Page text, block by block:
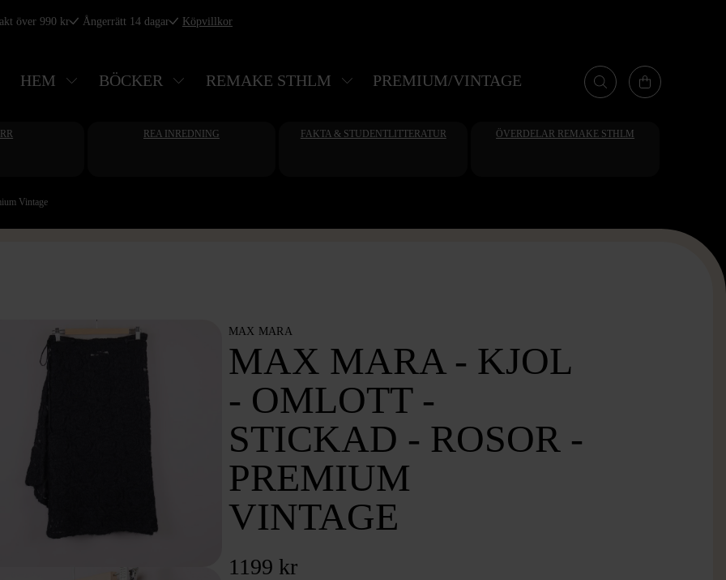
över 990 kr Ångerrätt 14 dagar Köpvillkor
HEM BÖCKER REMAKE STHLM PREMIUM/VINTAGE
REA INREDNING FAKTA & STUDENTLITTERATUR ÖVERDELAR REMAKE STHLM
Vintage
MAX MARA
MAX MARA - KJOL
- OMLOTT -
STICKAD - ROSOR -
PREMIUM
VINTAGE
1199 kr